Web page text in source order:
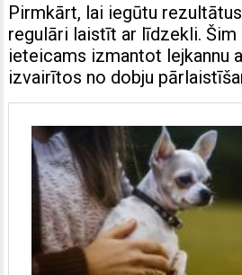
Pirmkārt, lai iegūtu
regulāri laistīt ar līdzekli. Šim
ieteicams izmantot lejkannu
izvairītos no dobju